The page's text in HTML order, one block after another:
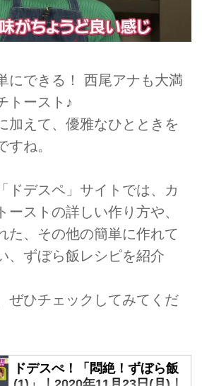
にできる！ 西尾アナも大満
トースト♪
加えて、優雅なひとときを
すね。
ドデスペ」サイトでは、カ
ーストの詳しい作り方や、
た、その他の簡単に作れて
、ずぼら飯レシピを紹介
ぜひチェックしてみてくだ
ドデスぺ！「悶絶！ずぼら飯